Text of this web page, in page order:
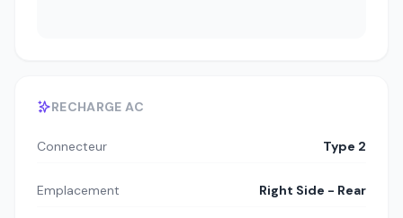
RECHARGE AC
Connecteur Type 2
Emplacement Right Side - Rear